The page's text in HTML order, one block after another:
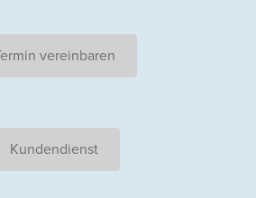
vereinbaren
Kundendienst